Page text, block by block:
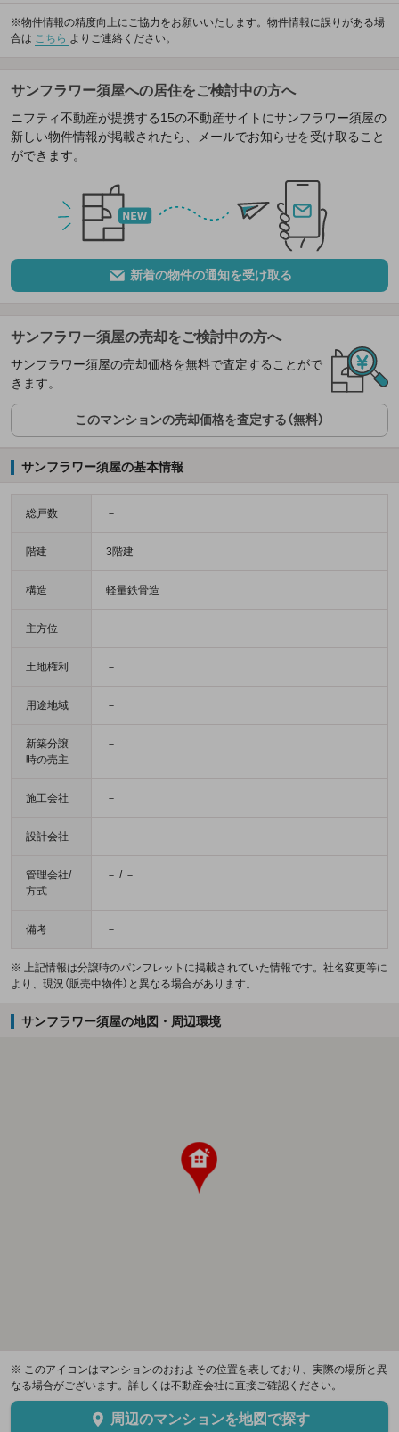
※物件情報の精度向上にご協力をお願いいたします。物件情報に誤りがある場
合は こちら よりご連絡ください。
サンフラワー須屋への居住をご検討中の方へ
ニフティ不動産が提携する15の不動産サイトにサンフラワー須屋の
新しい物件情報が掲載されたら、メールでお知らせを受け取ること
ができます。
新着の物件の通知を受け取る
サンフラワー須屋の売却をご検討中の方へ
サンフラワー須屋の売却価格を無料で査定することがで
きます。
このマンションの売却価格を査定する（無料）
サンフラワー須屋の基本情報
総戸数 －
階建 3階建
構造 軽量鉄骨造
主方位 －
土地権利 －
用途地域 －
新築分譲
時の売主
－
施工会社 －
設計会社 －
管理会社/
方式
－ / －
備考 －
※ 上記情報は分譲時のパンフレットに掲載されていた情報です。社名変更等に
より、現況（販売中物件）と異なる場合があります。
サンフラワー須屋の地図・周辺環境
※ このアイコンはマンションのおおよその位置を表しており、実際の場所と異
なる場合がございます。詳しくは不動産会社に直接ご確認ください。
周辺のマンションを地図で探す